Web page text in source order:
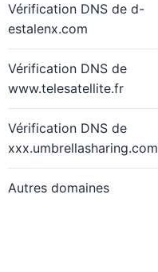
Vérification DNS de d-
estalenx.com
Vérification DNS de
www.telesatellite.fr
Vérification DNS de
xxx.umbrellasharing.com
Autres domaines